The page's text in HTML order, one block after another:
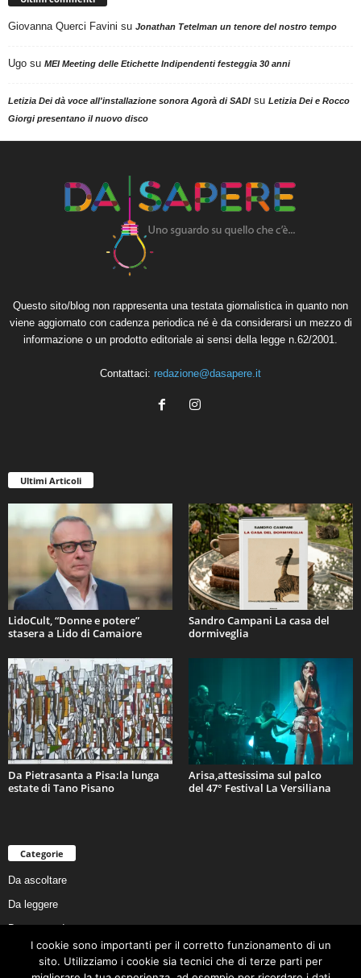
Giovanna Querci Favini su Jonathan Tetelman un tenore del nostro tempo
Ugo su MEI Meeting delle Etichette Indipendenti festeggia 30 anni
Letizia Dei dà voce all'installazione sonora Agorà di SADIsu Letizia Dei e Rocco
Giorgi presentano il nuovo disco
Questo sito/blog non rappresenta una testata giornalistica in quanto non
viene aggiornato con cadenza periodica né è da considerarsi un mezzo di
informazione o un prodotto editoriale ai sensi della legge n.62/2001.
Contattaci: redazione@dasapere.it
Ultimi Articoli
LidoCult, “Donne e potere”
stasera a Lido di Camaiore
Sandro Campani La casa del
dormiveglia
Da Pietrasanta a Pisa:la lunga
estate di Tano Pisano
Arisa,attesissima sul palco
del 47° Festival La Versiliana
Categorie
Da ascoltare
Da leggere
Da non perdere
Da conoscere
I cookie sono importanti per il corretto funzionamento di un
sito. Utilizziamo i cookie sia tecnici che di terze parti per